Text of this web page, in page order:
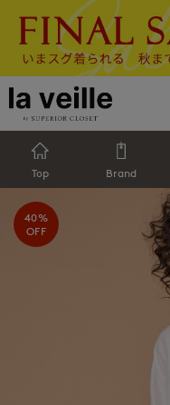
Top Brand
40%
OFF